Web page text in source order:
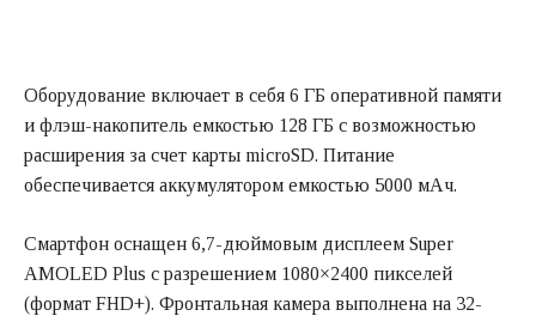
Оборудование включает в себя 6 ГБ оперативной памяти
и флэш-накопитель емкостью 128 ГБ с возможностью
расширения за счет карты microSD. Питание
обеспечивается аккумулятором емкостью 5000 мАч.
Смартфон оснащен 6,7-дюймовым дисплеем Super
AMOLED Plus с разрешением 1080×2400 пикселей
(формат FHD+). Фронтальная камера выполнена на 32-